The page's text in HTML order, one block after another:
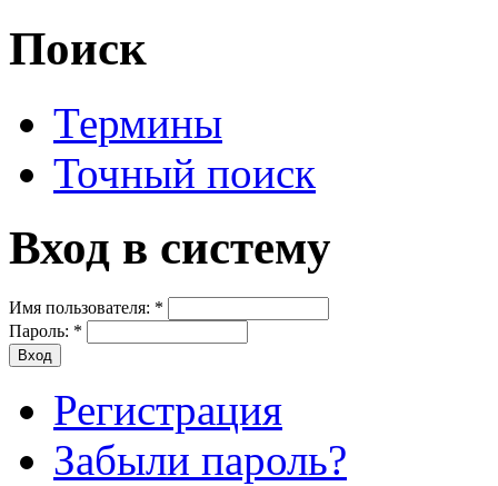
Поиск
Термины
Точный поиск
Вход в систему
Имя пользователя: *
Пароль: *
Регистрация
Забыли пароль?